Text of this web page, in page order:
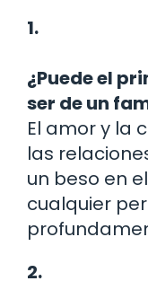
1.
¿Puede el
ser de un
El amor y la
las
un beso en
cualquier
2.